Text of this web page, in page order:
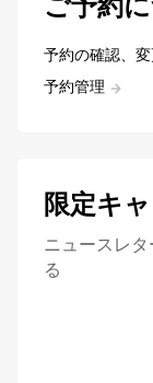
予約の確認、
予約管理
限定キ
ニュースレ
る